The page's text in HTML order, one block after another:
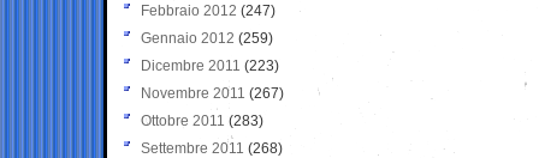
Febbraio 2012 (247)
Gennaio 2012 (259)
Dicembre 2011 (223)
Novembre 2011 (267)
Ottobre 2011 (283)
Settembre 2011 (268)